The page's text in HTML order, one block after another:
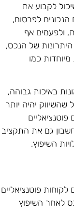
לקבוע את
לפרסום,
ולפעמים אף
של הנכס,
כמו
באיכות גבוהה,
יהיה יותר
גם את התקציב
השיפוץ.
פוטנציאליים
לאחר השיפוץ